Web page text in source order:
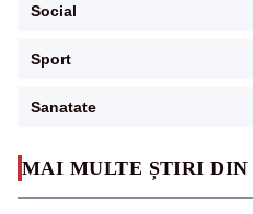
MAI MULTE ȘTIRI DIN
Social
Sport
Sanatate